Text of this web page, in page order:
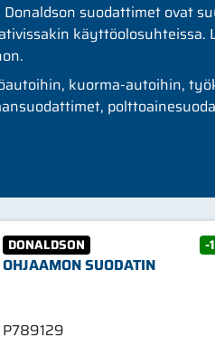
suodattimet ovat
käyttöolosuhteissa.
kuorma-autoihin,
DONALDSON -
OHJAAMON SUODATIN
P789129